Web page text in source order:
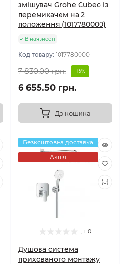
змішувач Grohe Cubeo із
перемикачем на 2
положення (1017780000)
В наявності
Код товару: 1017780000
7 830.00 грн. -15%
6 655.50 грн.
До кошика
Безкоштовна доставка
Акція
0
Душова система
прихованого монтажу